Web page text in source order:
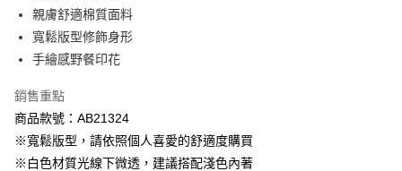
每筆NT$60，滿NT$1,000(含以上)免運費
7-11取貨付款
每筆NT$60，滿NT$1,000(含以上)免運費
付款後7-11取貨
每筆NT$60，滿NT$1,000(含以上)免運費
宅配
親膚舒適棉質面料
寬鬆版型修飾身形
手繪感野餐印花
銷售重點
商品款號：AB21324
※寬鬆版型，請依照個人喜愛的舒適度購買
※白色材質光線下微透，建議搭配淺色內著